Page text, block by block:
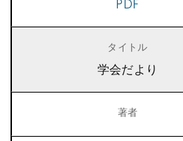
PDF
学会だより